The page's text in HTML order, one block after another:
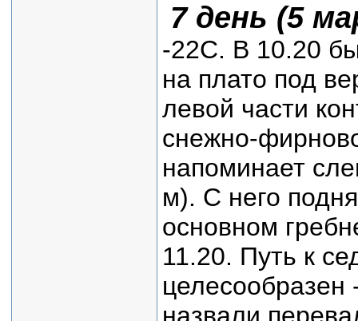
7 день (5
-22С. В 10.20
на плато под
левой части
снежно-
напоминает
м). С него
основном
11.20. Путь к